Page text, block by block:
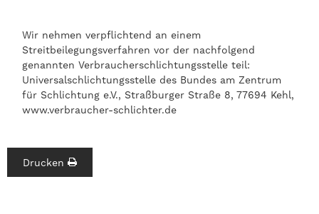
Wir nehmen verpflichtend an einem
Streitbeilegungsverfahren vor der nachfolgend
genannten Verbraucherschlichtungsstelle teil:
Universalschlichtungsstelle des Bundes am Zentrum
für Schlichtung e.V., Straßburger Straße 8, 77694 Kehl,
www.verbraucher-schlichter.de
Drucken